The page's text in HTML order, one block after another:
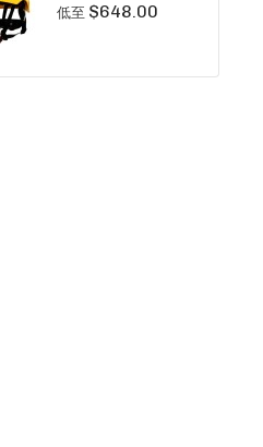
X5000系列 透氣安
低至 $648.00